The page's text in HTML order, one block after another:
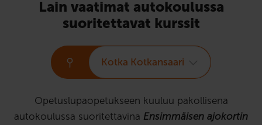
Lain vaatimat autokoulussa
suoritettavat kurssit
Kotka Kotkansaari
Opetuslupaopetukseen kuuluu pakollisena
autokoulussa suoritettavina Ensimmäisen ajokortin